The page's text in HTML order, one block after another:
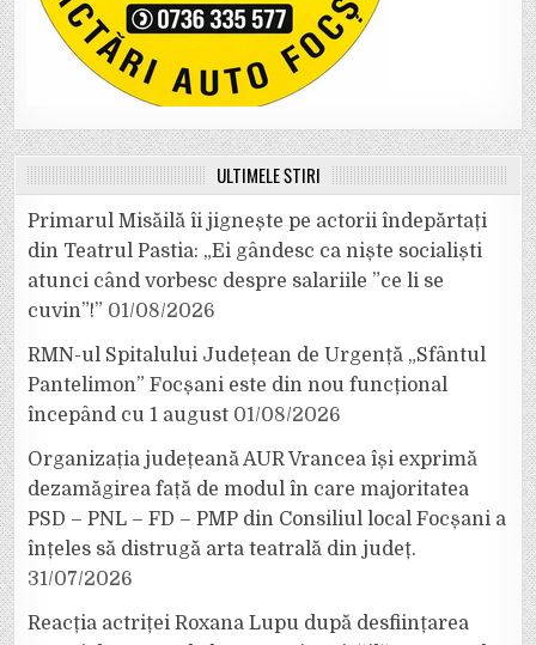
ULTIMELE ȘTIRI
Primarul Misăilă îi jignește pe actorii îndepărtați
din Teatrul Pastia: „Ei gândesc ca niște socialiști
atunci când vorbesc despre salariile ”ce li se
cuvin”!” 01/08/2026
RMN-ul Spitalului Județean de Urgență „Sfântul
Pantelimon” Focșani este din nou funcțional
începând cu 1 august 01/08/2026
Organizația județeană AUR Vrancea își exprimă
dezamăgirea față de modul în care majoritatea
PSD – PNL – FD – PMP din Consiliul local Focșani a
înțeles să distrugă arta teatrală din județ.
31/07/2026
Reacția actriței Roxana Lupu după desființarea